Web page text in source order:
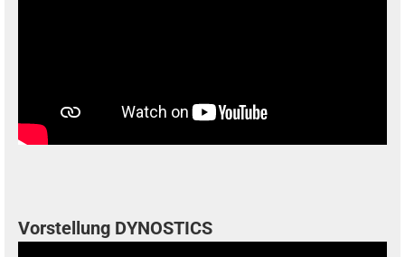
Vorstellung DYNOSTICS